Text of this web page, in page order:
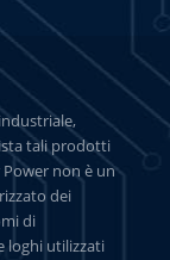
tali prodotti
non è un
dei
di
loghi utilizzati